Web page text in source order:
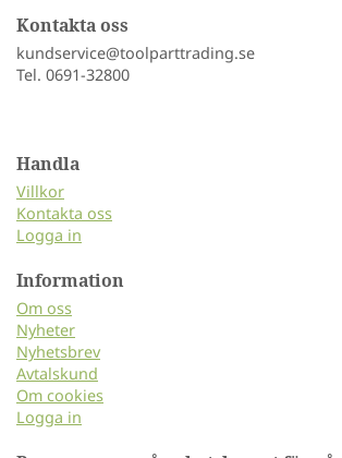
Kontakta oss
kundservice@toolparttrading.se
Tel. 0691-32800
Handla
Villkor
Kontakta oss
Logga in
Information
Om oss
Nyheter
Nyhetsbrev
Avtalskund
Om cookies
Logga in